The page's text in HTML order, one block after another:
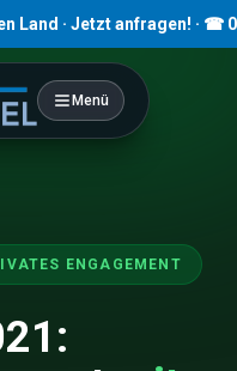
· Jetzt anfragen! · ☎ 02191
Menü
ENGAGEMENT